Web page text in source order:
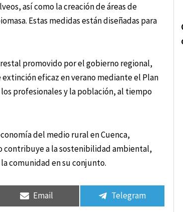
así como la creación de áreas de
Estas medidas están diseñadas para
promovido por el gobierno regional,
eficaz en verano mediante el Plan
profesionales y la población, al tiempo
del medio rural en Cuenca,
contribuye a la sostenibilidad ambiental,
comunidad en su conjunto.
Email Telegram